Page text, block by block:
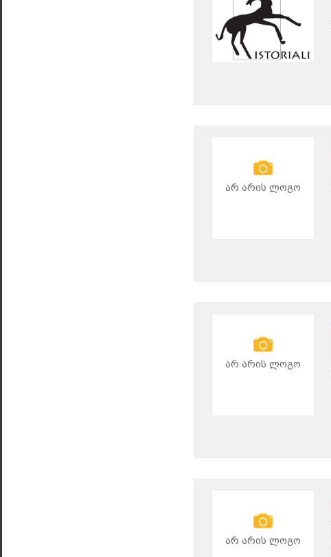
არ არის ლოგო
არ არის ლოგო
არ არის ლოგო